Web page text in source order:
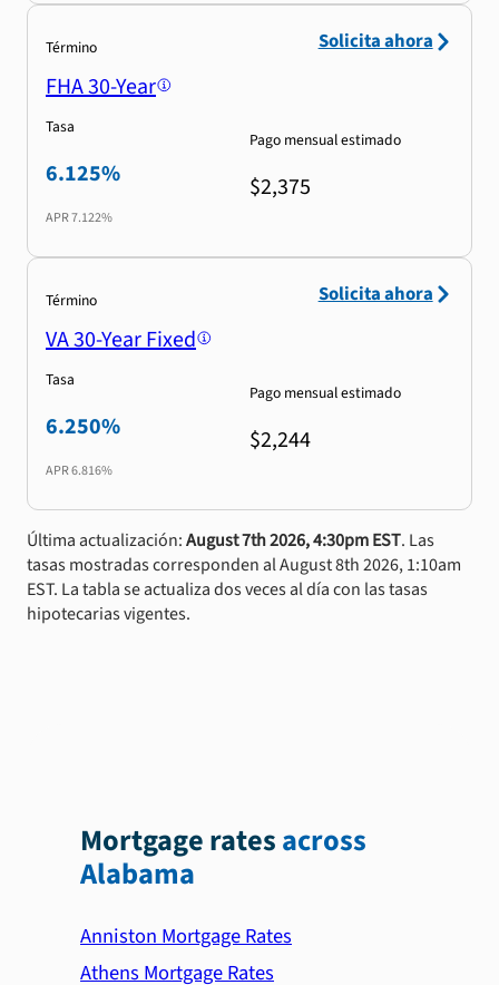
Término
FHA 30-Year
Tasa
6.125%
APR7.122%
Pago mensual estimado
$2,375
Solicita ahora
Término
VA 30-Year Fixed
Tasa
6.250%
APR6.816%
Pago mensual estimado
$2,244
Solicita ahora
Última actualización:August 7th 2026, 4:30pm EST. Las
tasas mostradas corresponden al August 8th 2026, 1:10am
EST. La tabla se actualiza dos veces al día con las tasas
hipotecarias vigentes.
Mortgage ratesacross
Alabama
Anniston Mortgage Rates
Athens Mortgage Rates